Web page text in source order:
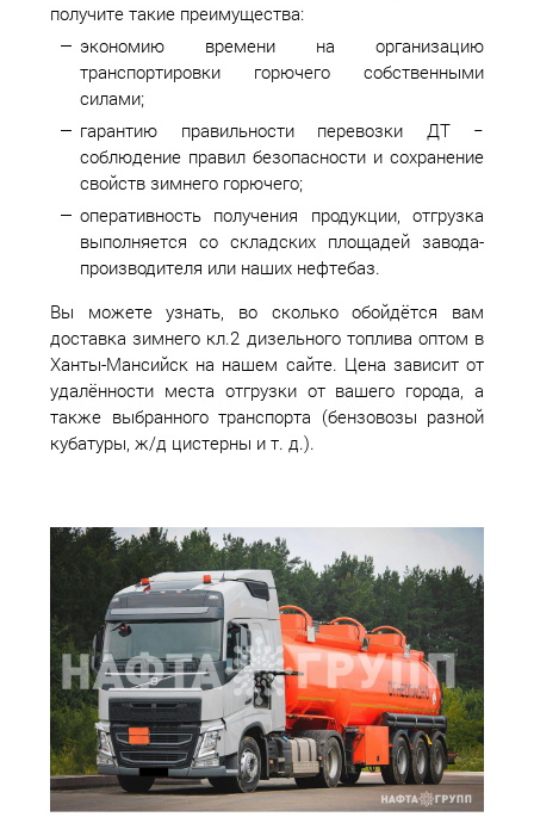
получите такие преимущества:
экономию времени на организацию
транспортировки горючего собственными
силами;
гарантию правильности перевозки ДТ −
соблюдение правил безопасности и сохранение
свойств зимнего горючего;
оперативность получения продукции, отгрузка
выполняется со складских площадей завода-
производителя или наших нефтебаз.
Вы можете узнать, во сколько обойдётся вам
доставка зимнего кл.2 дизельного топлива оптом в
Ханты-Мансийск на нашем сайте. Цена зависит от
удалённости места отгрузки от вашего города, а
также выбранного транспорта (бензовозы разной
кубатуры, ж/д цистерны и т. д.).